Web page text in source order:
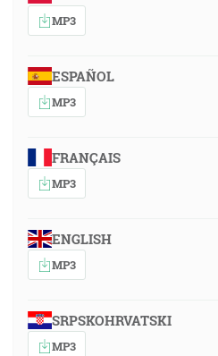
MP3
ESPAÑOL
MP3
FRANÇAIS
MP3
ENGLISH
MP3
SRPSKOHRVATSKI
MP3